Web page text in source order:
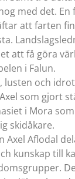
med det. En
att farten
att få göra
i Falun.
lusten och
som gjort
i Mora
skidåkare.
Axel Aflodal
kunskap till